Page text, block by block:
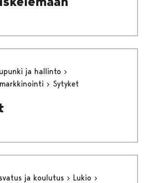
ja hallinto
Sytyket
ja koulutus
Lukio